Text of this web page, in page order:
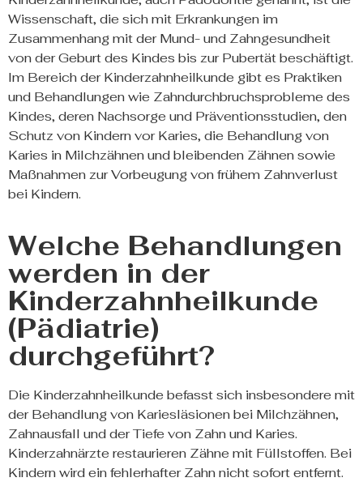
Wissenschaft, die sich mit Erkrankungen im
Zusammenhang mit der Mund- und Zahngesundheit
von der Geburt des Kindes bis zur Pubertät beschäftigt.
Im Bereich der Kinderzahnheilkunde gibt es Praktiken
und Behandlungen wie Zahndurchbruchsprobleme des
Kindes, deren Nachsorge und Präventionsstudien, den
Schutz von Kindern vor Karies, die Behandlung von
Karies in Milchzähnen und bleibenden Zähnen sowie
Maßnahmen zur Vorbeugung von frühem Zahnverlust
bei Kindern.
Welche Behandlungen
werden in der
Kinderzahnheilkunde
(Pädiatrie)
durchgeführt?
Die Kinderzahnheilkunde befasst sich insbesondere mit
der Behandlung von Kariesläsionen bei Milchzähnen,
Zahnausfall und der Tiefe von Zahn und Karies.
Kinderzahnärzte restaurieren Zähne mit Füllstoffen. Bei
Kindern wird ein fehlerhafter Zahn nicht sofort entfernt.